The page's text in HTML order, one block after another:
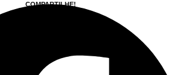
COMPARTILHE!